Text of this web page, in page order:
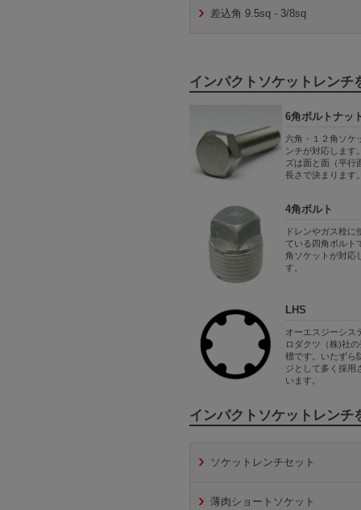
差込角 9.5sq - 3/8sq
インパクトソケットレンチ
6角ボルトナッ
六角・１２角ソケ
ンチが対応します
ズは面と面（平行
長さで決まります
4角ボルト
ドレンやガス栓に
ている四角ボルト
角ソケットが対応
す。
LHS
オーエスジーシス
ロダクツ（株)社
標です。いたずら
ジとして多く採用
います。
インパクトソケットレンチ
ソケットレンチセット
薄肉ショートソケット